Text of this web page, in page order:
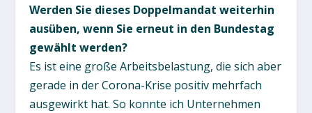
Werden Sie dieses Doppelmandat weiterhin
ausüben, wenn Sie erneut in den Bundestag
gewählt werden?
Es ist eine große Arbeitsbelastung, die sich aber
gerade in der Corona-Krise positiv mehrfach
ausgewirkt hat. So konnte ich Unternehmen